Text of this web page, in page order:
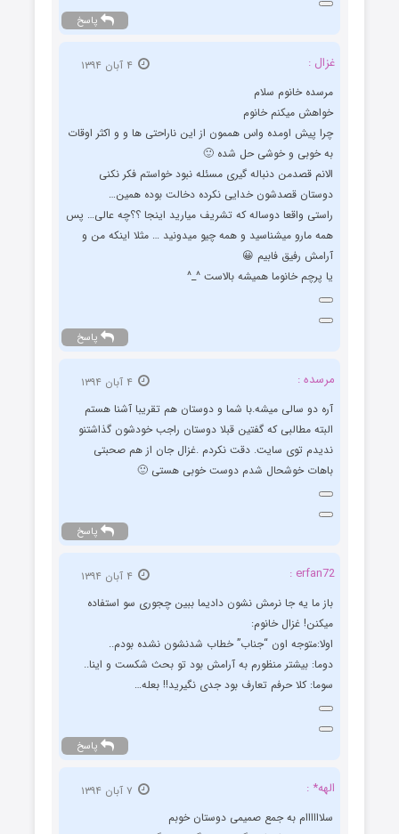
پاسخ
غزال :
مرسده خانوم سلام
خواهش میکنم خانوم
چرا پیش اومده واس هممون از این ناراحتی ها و و اکثر اوقات
به خوبی و خوشی حل شده 🙂
الانم قصدمن دنباله گیری مسئله نبود خواستم فکر نکنی
دوستان قصدشون خدایی نکرده دخالت بوده همین…
راستی واقعا دوساله که تشریف میارید اینجا ؟؟چه عالی… پس
همه مارو میشناسید و همه چیو میدونید … مثلا اینکه من و
آرامش رفیق فابیم 😀
یا پرچم خانوما همیشه بالاست ^_^
پاسخ
مرسده :
آره دو سالی میشه.با شما و دوستان هم تقریبا آشنا هستم
البته مطالبی که گفتین قبلا دوستان راجب خودشون گذاشتنو
ندیدم توی سایت. دقت نکردم .غزال جان از هم صحبتی
باهات خوشحال شدم دوست خوبی هستی 🙂
پاسخ
erfan72 :
باز ما یه جا نرمش نشون دادیما ببین چجوری سو استفاده
میکنن! غزال خانوم:
اولا:متوجه اون “جناب” خطاب شدنشون نشده بودم..
دوما: بیشتر منظورم به آرامش بود تو بحث شکست و اینا..
سوما: کلا حرفم تعارف بود جدی نگیرید!! بعله…
پاسخ
الهه* :
سلاااااام به جمع صمیمی دوستان خوبم